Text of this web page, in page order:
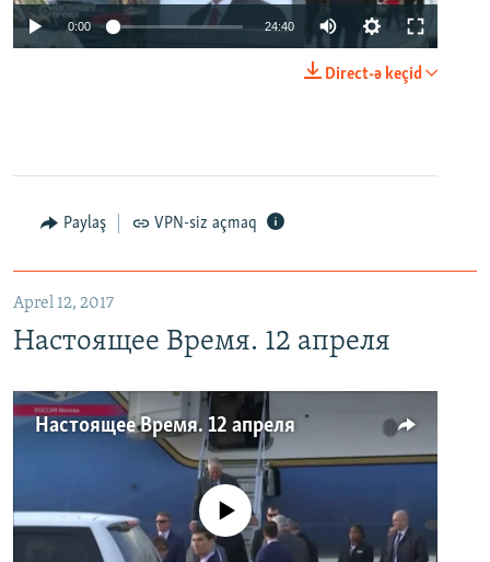
0:00 24:40
Direct-ə keçid
Paylaş VPN-siz açmaq
Aprel 12, 2017
Настоящее Время. 12 апреля
Настоящее Время. 12 апреля
No media source currently available